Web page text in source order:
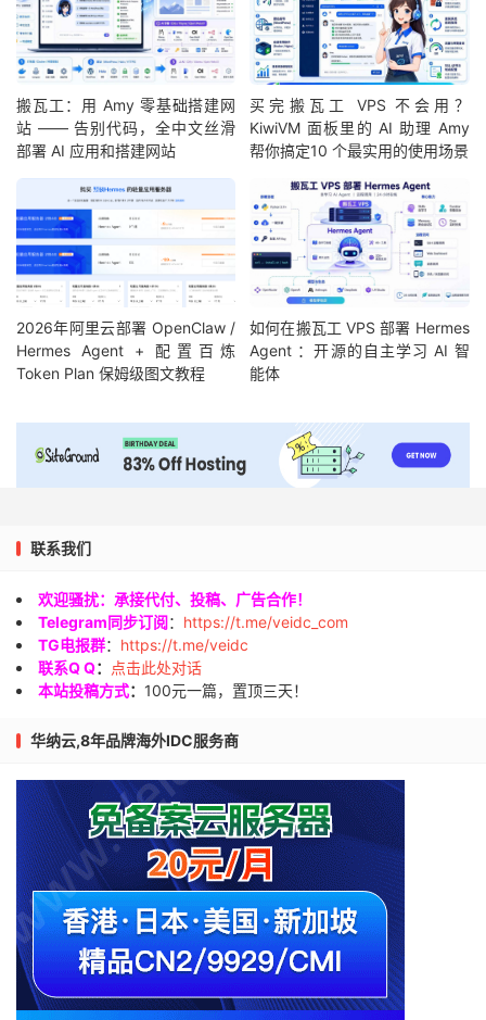
搬瓦工：用 Amy 零基础搭建网
站 —— 告别代码，全中文丝滑
部署 AI 应用和搭建网站
买完搬瓦工 VPS 不会用？
KiwiVM 面板里的 AI 助理 Amy
帮你搞定10 个最实用的使用场景
2026年阿里云部署 OpenClaw /
Hermes Agent + 配置百炼
Token Plan 保姆级图文教程
如何在搬瓦工 VPS 部署 Hermes
Agent ：开源的自主学习 AI 智
能体
联系我们
欢迎骚扰：承接代付、投稿、广告合作！
Telegram同步订阅： https://t.me/veidc_com
TG电报群： https://t.me/veidc
联系Q Q：
点击此处对话
本站投稿方式： 100元一篇，置顶三天！
华纳云,8年品牌海外IDC服务商